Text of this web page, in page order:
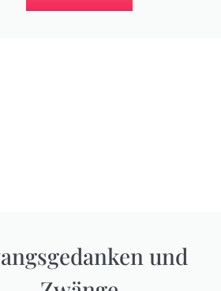
und